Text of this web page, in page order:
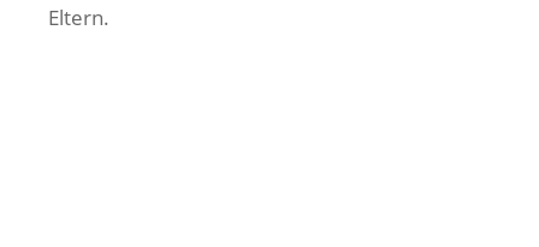
Eltern.